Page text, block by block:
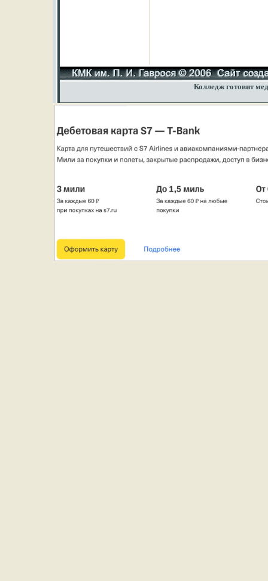
Колледж готовит